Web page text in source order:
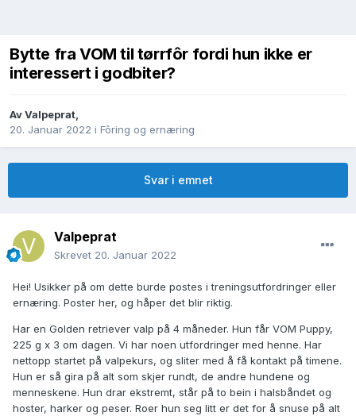
Bytte fra VOM til tørrfôr fordi hun ikke er
interessert i godbiter?
AvValpeprat,
20. Januar 2022 i Fôring og ernæring
Svar i emnet
Valpeprat
Skrevet 20. Januar 2022
Hei! Usikker på om dette burde postes i treningsutfordringer eller
ernæring. Poster her, og håper det blir riktig.
Har en Golden retriever valp på 4 måneder. Hun får VOM Puppy,
225 g x 3 om dagen. Vi har noen utfordringer med henne. Har
nettopp startet på valpekurs, og sliter med å få kontakt på timene.
Hun er så gira på alt som skjer rundt, de andre hundene og
menneskene. Hun drar ekstremt, står på to bein i halsbåndet og
hoster, harker og peser. Roer hun seg litt er det for å snuse på alt